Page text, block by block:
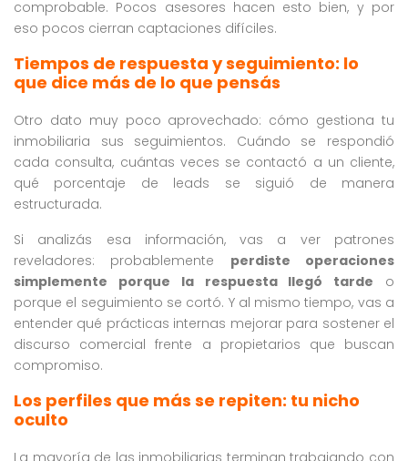
comprobable. Pocos asesores hacen esto bien, y por
eso pocos cierran captaciones difíciles.
Tiempos de respuesta y seguimiento: lo
que dice más de lo que pensás
Otro dato muy poco aprovechado: cómo gestiona tu
inmobiliaria sus seguimientos. Cuándo se respondió
cada consulta, cuántas veces se contactó a un cliente,
qué porcentaje de leads se siguió de manera
estructurada.
Si analizás esa información, vas a ver patrones
reveladores: probablemente perdiste operaciones
simplemente porque la respuesta llegó tarde o
porque el seguimiento se cortó. Y al mismo tiempo, vas a
entender qué prácticas internas mejorar para sostener el
discurso comercial frente a propietarios que buscan
compromiso.
Los perfiles que más se repiten: tu nicho
oculto
La mayoría de las inmobiliarias terminan trabajando con